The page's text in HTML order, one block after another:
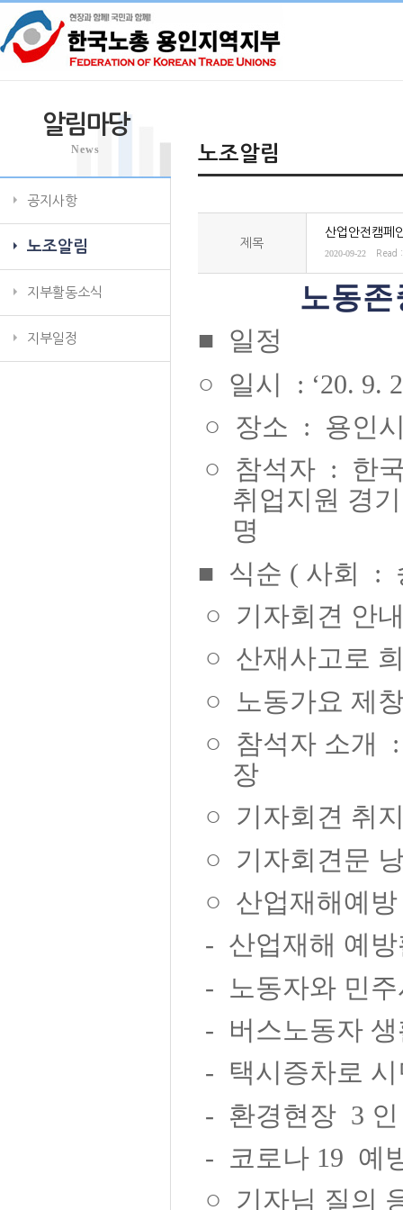
알림마당
News
공지사항
노조알림
지부활동소식
지부일정
노조알림
제목
산업안전캠페
2020-09-22 Read
노동
■ 일정
○ 일시
: ‘20. 9.
○ 장소 : 용인
○ 참석자 : 한
취업지원 경
명
■ 식순 ( 사회 :
○ 기자회견 안
○ 산재사고로
○
노동가요 제
○ 참석자 소개
장
○ 기자회견 취
○ 기자회견문
○ 산업재해예
- 산업재해 예
-
노동자와 민
- 버스노동자
- 택시증차로
- 환경현장 3 인
- 코로나 19 예
○ 기자님 질의